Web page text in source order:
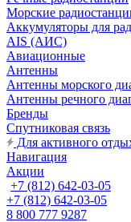
Морские
Аккумуляторы для
AIS (АИС)
Авиационные
Антенны
Антенны морского
Антенны речного
Бренды
Спутниковая связь
Для активного
Навигация
Акции
+7 (812) 642-03-05
+7 (812) 642-03-05
8 800 777 9287